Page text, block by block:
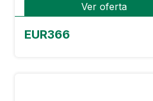
Ver oferta
EUR366